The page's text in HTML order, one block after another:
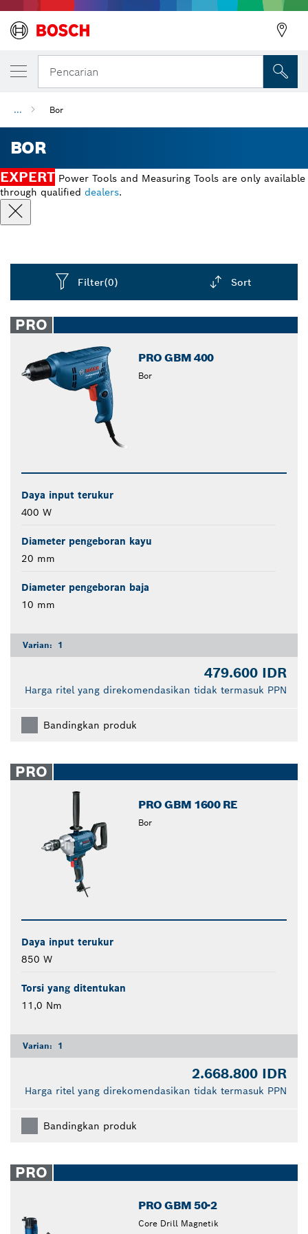
Pencarian
... Bor
BOR
EXPERT Power Tools and Measuring Tools are only available
through qualified dealers.
Filter(0) Sort
closed
PRO
PRO GBM 400
Bor
Daya input terukur
400 W
Diameter pengeboran kayu
20 mm
Diameter pengeboran baja
10 mm
Varian: 1
479.600 IDR
Harga ritel yang direkomendasikan tidak termasuk PPN
Bandingkan produk
PRO
PRO GBM 1600 RE
Bor
Daya input terukur
850 W
Torsi yang ditentukan
11,0 Nm
Varian: 1
2.668.800 IDR
Harga ritel yang direkomendasikan tidak termasuk PPN
Bandingkan produk
PRO
PRO GBM 50-2
Core Drill Magnetik